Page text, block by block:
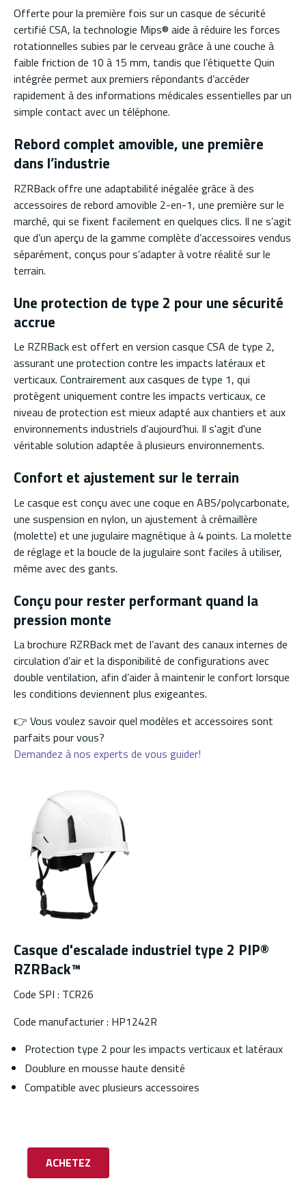
Offerte pour la première fois sur un casque de sécurité
certifié CSA, la technologie Mips® aide à réduire les forces
rotationnelles subies par le cerveau grâce à une couche à
faible friction de 10 à 15 mm, tandis que l’étiquette Quin
intégrée permet aux premiers répondants d’accéder
rapidement à des informations médicales essentielles par un
simple contact avec un téléphone.
Rebord complet amovible, une première
dans l’industrie
RZRBack offre une adaptabilité inégalée grâce à des
accessoires de rebord amovible 2-en-1, une première sur le
marché, qui se fixent facilement en quelques clics. Il ne s’agit
que d’un aperçu de la gamme complète d’accessoires vendus
séparément, conçus pour s’adapter à votre réalité sur le
terrain.
Une protection de type 2 pour une sécurité
accrue
Le RZRBack est offert en version casque CSA de type 2,
assurant une protection contre les impacts latéraux et
verticaux. Contrairement aux casques de type 1, qui
protègent uniquement contre les impacts verticaux, ce
niveau de protection est mieux adapté aux chantiers et aux
environnements industriels d’aujourd’hui. Il s'agit d'une
véritable solution adaptée à plusieurs environnements.
Confort et ajustement sur le terrain
Le casque est conçu avec une coque en ABS/polycarbonate,
une suspension en nylon, un ajustement à crémaillère
(molette) et une jugulaire magnétique à 4 points. La molette
de réglage et la boucle de la jugulaire sont faciles à utiliser,
même avec des gants.
Conçu pour rester performant quand la
pression monte
La brochure RZRBack met de l’avant des canaux internes de
circulation d’air et la disponibilité de configurations avec
double ventilation, afin d’aider à maintenir le confort lorsque
les conditions deviennent plus exigeantes.
👉 Vous voulez savoir quel modèles et accessoires sont
parfaits pour vous?
Demandez à nos experts de vous guider!
Casque d'escalade industriel type 2 PIP®
RZRBack™
Code SPI : TCR26
Code manufacturier : HP1242R
Protection type 2 pour les impacts verticaux et latéraux
Doublure en mousse haute densité
Compatible avec plusieurs accessoires
ACHETEZ